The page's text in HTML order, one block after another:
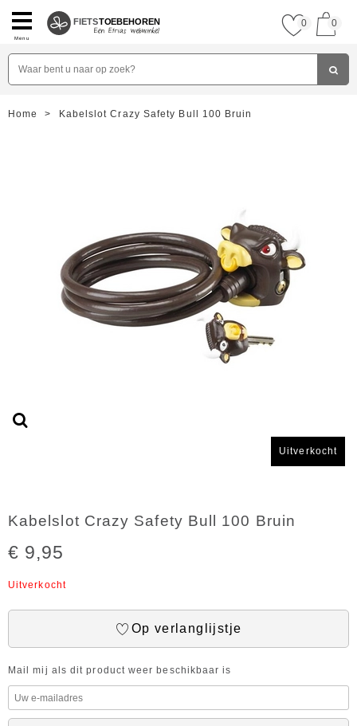
Menu
FIETSTOEBEHOREN 0 0
Home > Kabelslot Crazy Safety Bull 100 Bruin
Uitverkocht
Kabelslot Crazy Safety Bull 100 Bruin
€ 9,95
Uitverkocht
Op verlanglijstje
Mail mij als dit product weer beschikbaar is